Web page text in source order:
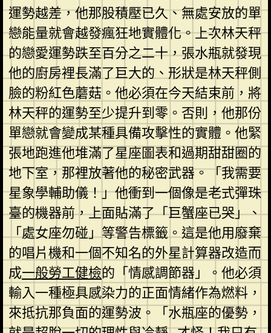
運勢越差，他那股積壓已久、無處安放的單
戀能量就會越發瘋狂地實體化。上次林天秤
的戀愛運勢跌至百分之二十，張水瓶就發現
他的廚房裡長滿了巨大的、形狀是林天秤側
臉的粉紅色蘑菇。他必須在今天結束前，將
林天秤的運勢至少提升到零。否則，他那份
單戀就會變成某種具備攻擊性的實體。他緊
張地跑進他堆滿了星座圖表和過期甜甜圈的
地下室，那裡放著他的秘密武器。「我需要
星象學輔助儀！」他衝到一個像是老式彈珠
臺的機器前，上面貼滿了「巨蟹座已哭」、
「處女座勿碰」等警告標籤。這是他用廢棄
的唱片機和一個不知名的外星計算器改造而
成一般勞工健檢的「情感調節器」。他必須
輸入一種極具感染力的正面情緒作為燃料，
來抵抗那負面的運勢波。「水瓶座的優勢，